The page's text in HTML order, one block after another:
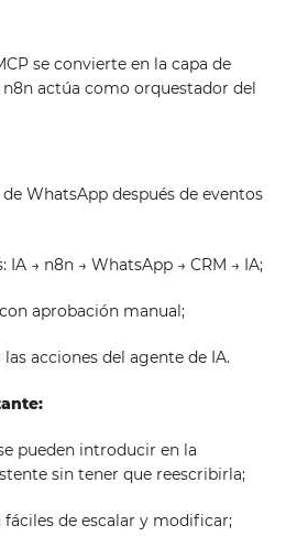
se convierte en la capa de
actúa como orquestador del
WhatsApp después de eventos
IA → n8n → WhatsApp → CRM → IA;
aprobación manual;
acciones del agente de IA.
pueden introducir en la
sin tener que reescribirla;
fáciles de escalar y modificar;